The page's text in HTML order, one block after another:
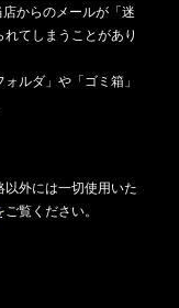
からのメールが「迷
てしまうことがあり
ルダ」や「ゴミ箱」
外には一切使用いた
ご覧ください。